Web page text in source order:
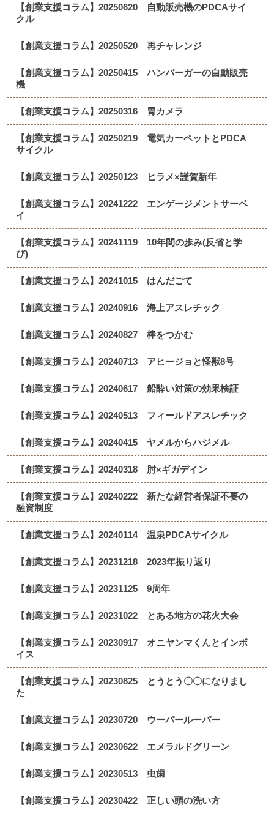
【創業支援コラム】20250620 自動販売機のPDCAサイ
クル
【創業支援コラム】20250520 再チャレンジ
【創業支援コラム】20250415 ハンバーガーの自動販売
機
【創業支援コラム】20250316 胃カメラ
【創業支援コラム】20250219 電気カーペットとPDCA
サイクル
【創業支援コラム】20250123 ヒラメ×謹賀新年
【創業支援コラム】20241222 エンゲージメントサーベ
イ
【創業支援コラム】20241119 10年間の歩み(反省と学
び)
【創業支援コラム】20241015 はんだごて
【創業支援コラム】20240916 海上アスレチック
【創業支援コラム】20240827 棒をつかむ
【創業支援コラム】20240713 アヒージョと怪獣8号
【創業支援コラム】20240617 船酔い対策の効果検証
【創業支援コラム】20240513 フィールドアスレチック
【創業支援コラム】20240415 ヤメルからハジメル
【創業支援コラム】20240318 肘×ギガデイン
【創業支援コラム】20240222 新たな経営者保証不要の
融資制度
【創業支援コラム】20240114 温泉PDCAサイクル
【創業支援コラム】20231218 2023年振り返り
【創業支援コラム】20231125 9周年
【創業支援コラム】20231022 とある地方の花火大会
【創業支援コラム】20230917 オニヤンマくんとインボ
イス
【創業支援コラム】20230825 とうとう〇〇になりまし
た
【創業支援コラム】20230720 ウーパールーパー
【創業支援コラム】20230622 エメラルドグリーン
【創業支援コラム】20230513 虫歯
【創業支援コラム】20230422 正しい頭の洗い方